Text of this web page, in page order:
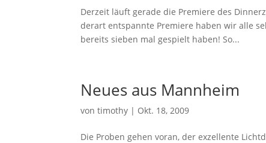
Derzeit läuft gerade die Premiere des
derart entspannte Premiere haben wir alle
bereits sieben mal gespielt haben! So...
Neues aus Mannheim
vontimothy | Okt. 18, 2009
Die Proben gehen voran, der exzellente